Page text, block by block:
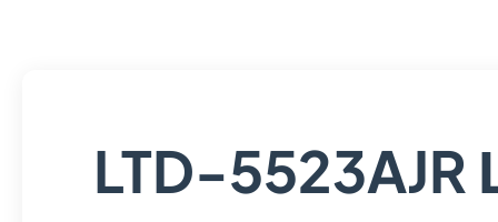
LTD-5523AJR